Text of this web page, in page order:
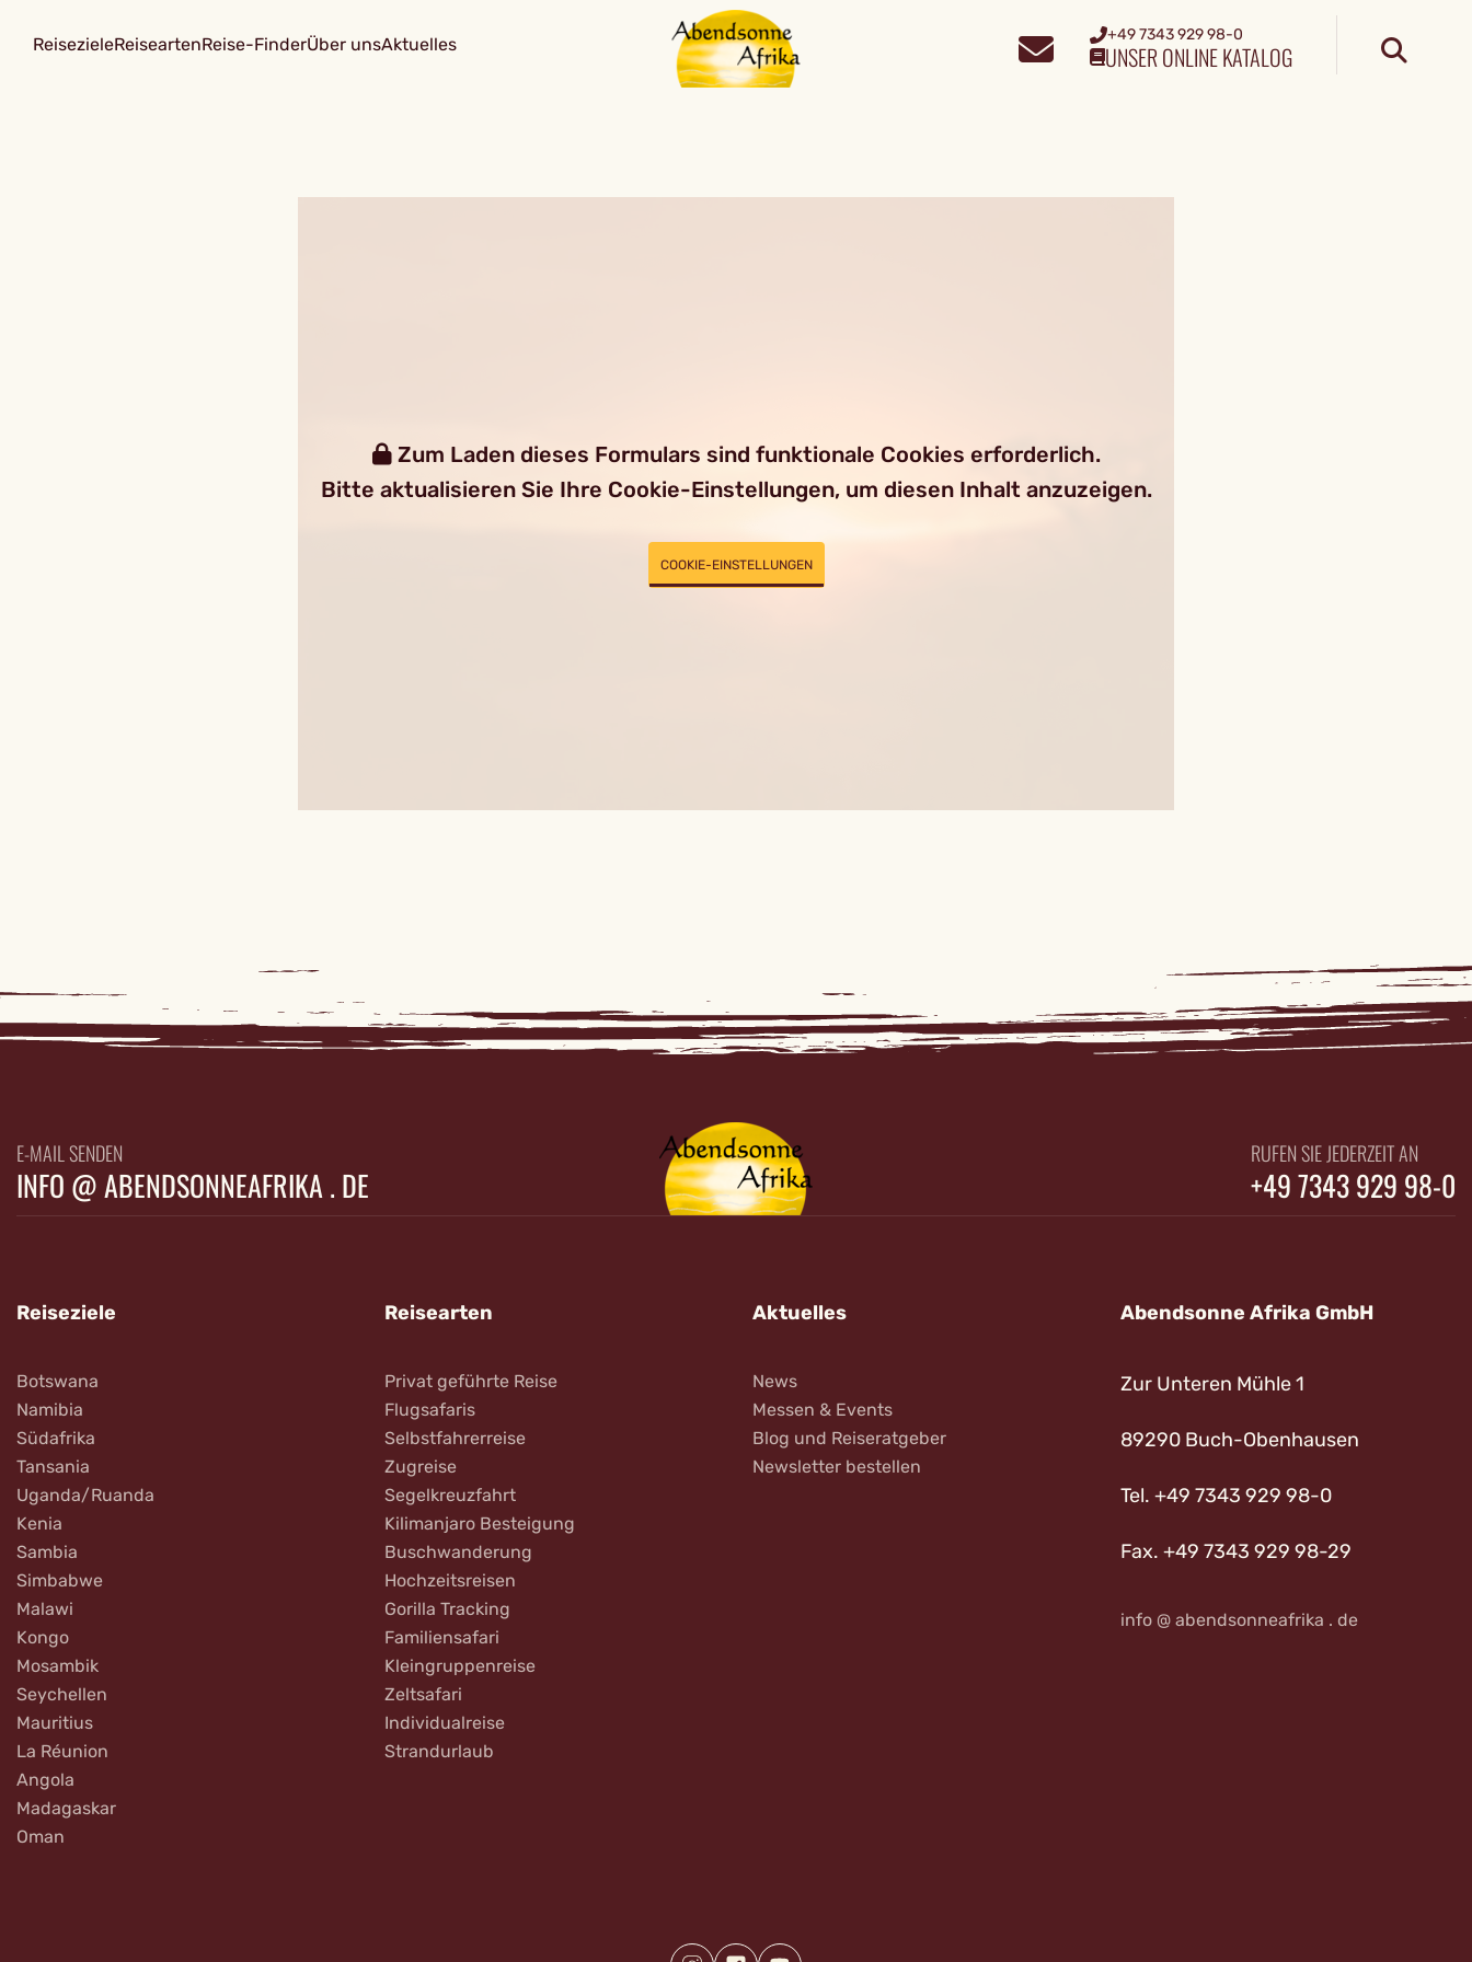
ReisezieleReiseartenReise-FinderÜber unsAktuelles +49 7343 929 98-0
UNSER ONLINE KATALOG
Zum Laden dieses Formulars sind funktionale Cookies erforderlich.
Bitte aktualisieren Sie Ihre Cookie-Einstellungen, um diesen Inhalt anzuzeigen.
COOKIE-EINSTELLUNGEN
E-MAIL SENDEN
INFO @ ABENDSONNEAFRIKA . DE
RUFEN SIE JEDERZEIT AN
+49 7343 929 98-0
Reiseziele
Botswana
Namibia
Südafrika
Tansania
Uganda/Ruanda
Kenia
Sambia
Simbabwe
Malawi
Kongo
Mosambik
Seychellen
Mauritius
La Réunion
Angola
Madagaskar
Oman
Reisearten
Privat geführte Reise
Flugsafaris
Selbstfahrerreise
Zugreise
Segelkreuzfahrt
Kilimanjaro Besteigung
Buschwanderung
Hochzeitsreisen
Gorilla Tracking
Familiensafari
Kleingruppenreise
Zeltsafari
Individualreise
Strandurlaub
Aktuelles
News
Messen & Events
Blog und Reiseratgeber
Newsletter bestellen
Abendsonne Afrika GmbH
Zur Unteren Mühle 1
89290 Buch-Obenhausen
Tel. +49 7343 929 98-0
Fax. +49 7343 929 98-29
info @ abendsonneafrika . de